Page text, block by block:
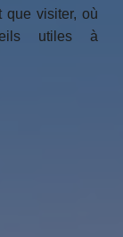
que visiter, où
utiles à